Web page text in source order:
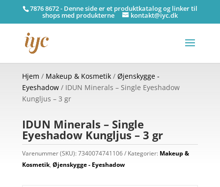
7876 8672 - Denne side er et produktkatalog og linker til
shops med produkterne kontakt@iyc.dk
Hjem / Makeup & Kosmetik/ Øjenskygge -
Eyeshadow/ IDUN Minerals – Single Eyeshadow
Kungljus – 3 gr
IDUN Minerals – Single
Eyeshadow Kungljus – 3 gr
Varenummer (SKU):7340074741106 Kategorier: Makeup &
Kosmetik, Øjenskygge - Eyeshadow